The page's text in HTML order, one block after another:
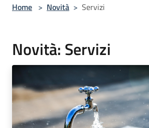
Home > Novità > Servizi
Novità: Servizi